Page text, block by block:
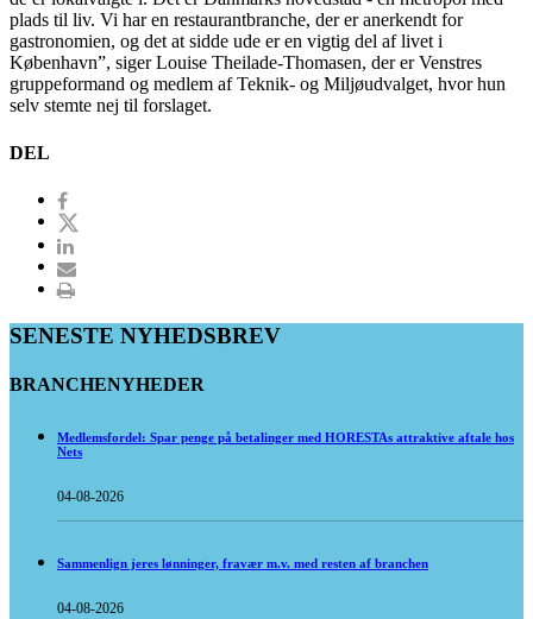
plads til liv. Vi har en restaurantbranche, der er anerkendt for
gastronomien, og det at sidde ude er en vigtig del af livet i
København”, siger Louise Theilade-Thomasen, der er Venstres
gruppeformand og medlem af Teknik- og Miljøudvalget, hvor hun
selv stemte nej til forslaget.
DEL
SENESTE NYHEDSBREV
BRANCHENYHEDER
Medlemsfordel: Spar penge på betalinger med HORESTAs attraktive aftale hos
Nets
04-08-2026
Sammenlign jeres lønninger, fravær m.v. med resten af branchen
04-08-2026